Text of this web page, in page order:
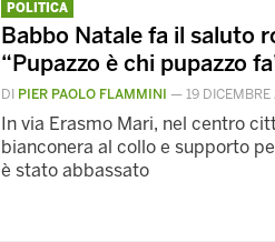
POLITICA
Babbo Natale fa il saluto
“Pupazzo è chi pupazzo
DI PIER PAOLO FLAMMINI — 19 DICEMBRE
In via Erasmo Mari, nel centro
bianconera al collo e supporto
è stato abbassato